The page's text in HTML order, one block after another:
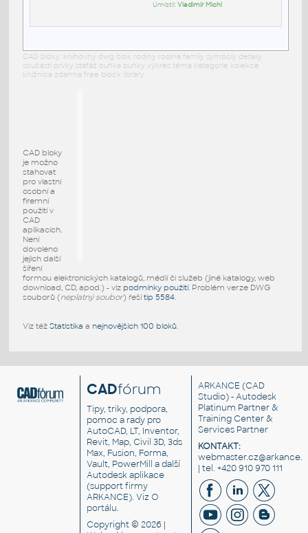
Umístil:Vladimír Michl
CAD bloky: knihovny dwg blok rodiny rodina family symboly detaily
součásti prvky stafáž buňka buňky výkres téma kategorie kolekce
knižnica zdarma free block library
CAD bloky
je možno
stahovat
pro vlastní
osobní a
firemní
použití v
CAD
aplikacích.
Není
dovoleno
jejich další
šíření
formou elektronických katalogů, médií či služeb (jiné katalogy, web
download, CD, apod.) - viz podmínky použití. Problém verze DWG
souborů (neplatný soubor) řešítip 5584.
Viz též Statistika a nejnovějších 100 bloků.
CADfórum
Tipy, triky, podpora,
pomoc a rady pro
AutoCAD, LT, Inventor,
Revit, Map, Civil 3D, 3ds
Max, Fusion, Forma,
Vault, PowerMill a další
Autodesk aplikace
(support firmy
ARKANCE). VizO
portálu.
Copyright © 2026 |
ARKANCE (CAD
Studio) - Autodesk
Platinum Partner &
Training Center &
Services Partner
KONTAKT:
| tel. +420 910 970 111